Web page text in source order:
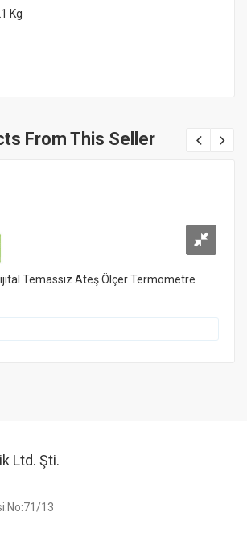
Kg
From This Seller
Temassız Ateş Ölçer Termometre
Ltd. Şti.
13